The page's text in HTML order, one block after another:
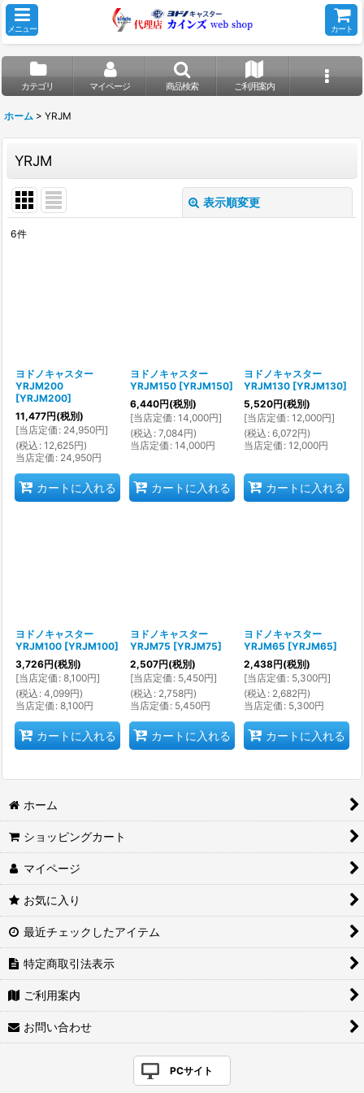
メニュー カート
カテゴリ マイページ 商品検索 ご利用案内
ホーム > YRJM
YRJM
表示順変更
6件
ヨドノキャスター
YRJM200
[YRJM200]
11,477円(税別)
[当店定価 : 24,950円]
(税込 : 12,625円)
当店定価 : 24,950円
カートに入れる
ヨドノキャスター
YRJM150 [YRJM150]
6,440円(税別)
[当店定価 : 14,000円]
(税込 : 7,084円)
当店定価 : 14,000円
カートに入れる
ヨドノキャスター
YRJM130 [YRJM130]
5,520円(税別)
[当店定価 : 12,000円]
(税込 : 6,072円)
当店定価 : 12,000円
カートに入れる
ヨドノキャスター
YRJM100 [YRJM100]
3,726円(税別)
[当店定価 : 8,100円]
(税込 : 4,099円)
当店定価 : 8,100円
カートに入れる
ヨドノキャスター
YRJM75 [YRJM75]
2,507円(税別)
[当店定価 : 5,450円]
(税込 : 2,758円)
当店定価 : 5,450円
カートに入れる
ヨドノキャスター
YRJM65 [YRJM65]
2,438円(税別)
[当店定価 : 5,300円]
(税込 : 2,682円)
当店定価 : 5,300円
カートに入れる
ホーム
ショッピングカート
マイページ
お気に入り
最近チェックしたアイテム
特定商取引法表示
ご利用案内
お問い合わせ
PCサイト